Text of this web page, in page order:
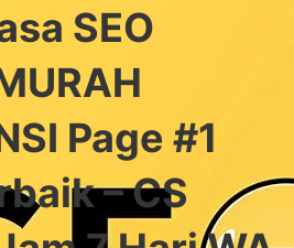
SEO
Page #1
– CS